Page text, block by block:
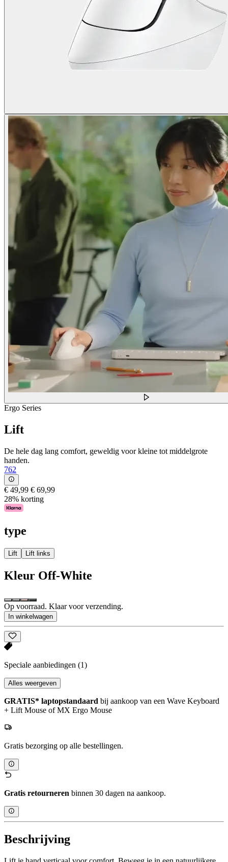
Ergo Series
Lift
De hele dag lang comfort, geweldig voor kleine tot middelgrote
handen.
762
€ 49,99 € 69,99
28% korting
type
Lift Lift links
Kleur Off-White
Op voorraad. Klaar voor verzending.
In winkelwagen
Speciale aanbiedingen (1)
Alles weergeven
GRATIS* laptopstandaard bij aankoop van een Wave Keyboard
+ Lift Mouse of MX Ergo Mouse
Gratis bezorging op alle bestellingen.
Gratis retourneren binnen 30 dagen na aankoop.
Beschrijving